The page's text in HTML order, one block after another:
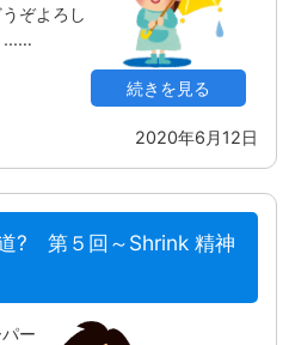
ぞよろし
...…
続きを見る
2020年6月12日
? 第５回～Shrink 精神
ー